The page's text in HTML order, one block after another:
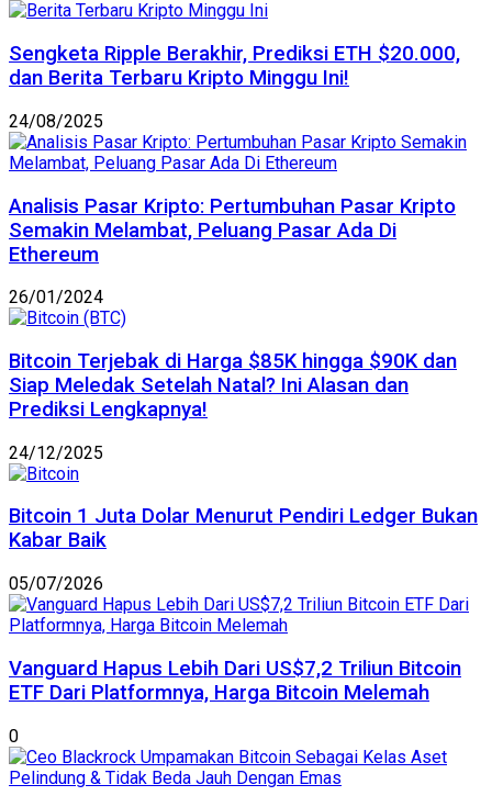
Sengketa Ripple Berakhir, Prediksi ETH $20.000,
dan Berita Terbaru Kripto Minggu Ini!
24/08/2025
Analisis Pasar Kripto: Pertumbuhan Pasar Kripto
Semakin Melambat, Peluang Pasar Ada Di
Ethereum
26/01/2024
Bitcoin Terjebak di Harga $85K hingga $90K dan
Siap Meledak Setelah Natal? Ini Alasan dan
Prediksi Lengkapnya!
24/12/2025
Bitcoin 1 Juta Dolar Menurut Pendiri Ledger Bukan
Kabar Baik
05/07/2026
Vanguard Hapus Lebih Dari US$7,2 Triliun Bitcoin
ETF Dari Platformnya, Harga Bitcoin Melemah
0